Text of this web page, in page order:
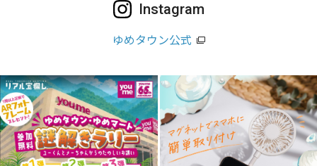
Instagram
ゆめタウン公式